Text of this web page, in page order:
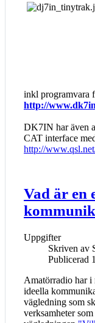
inkl programvara
http://
DK7IN har även
CAT interface
http://
Vad är en
Uppgifter
Skriven av
Publicerad
Amatörradio har i
ideella
vägledning som
verksamheter